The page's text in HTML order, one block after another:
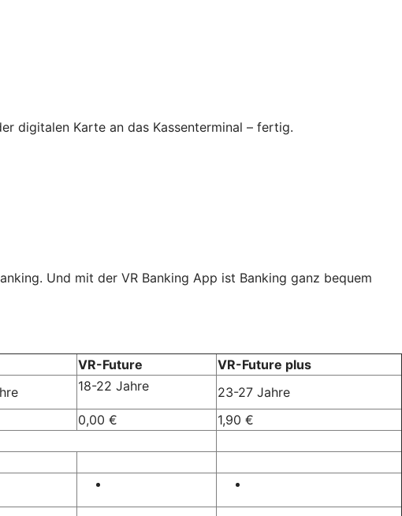
digitalen Karte an das Kassenterminal – fertig.
Und mit der VR Banking App ist Banking ganz bequem
VR-Future
VR-Future plus
18-22 Jahre
23-27 Jahre
0,00 €
1,90 €